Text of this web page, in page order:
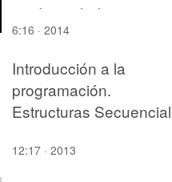
mediante balastro
electrónico
6:16 · 2014
Introducción a la
programación.
Estructuras
12:17 · 2013